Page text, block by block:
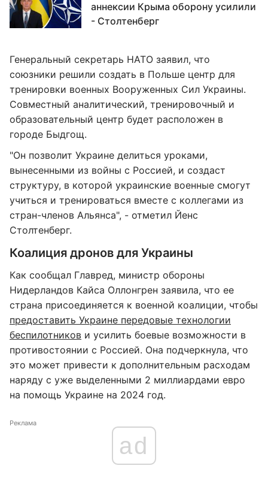
аннексии Крыма оборону усилили
- Столтенберг
Генеральный секретарь НАТО заявил, что
союзники решили создать в Польше центр для
тренировки военных Вооруженных Сил Украины.
Совместный аналитический, тренировочный и
образовательный центр будет расположен в
городе Быдгощ.
"Он позволит Украине делиться уроками,
вынесенными из войны с Россией, и создаст
структуру, в которой украинские военные смогут
учиться и тренироваться вместе с коллегами из
стран-членов Альянса", - отметил Йенс
Столтенберг.
Коалиция дронов для Украины
Как сообщал Главред, министр обороны
Нидерландов Кайса Оллонгрен заявила, что ее
страна присоединяется к военной коалиции, чтобы
предоставить Украине передовые технологии
беспилотников и усилить боевые возможности в
противостоянии с Россией. Она подчеркнула, что
это может привести к дополнительным расходам
наряду с уже выделенными 2 миллиардами евро
на помощь Украине на 2024 год.
Реклама
ad